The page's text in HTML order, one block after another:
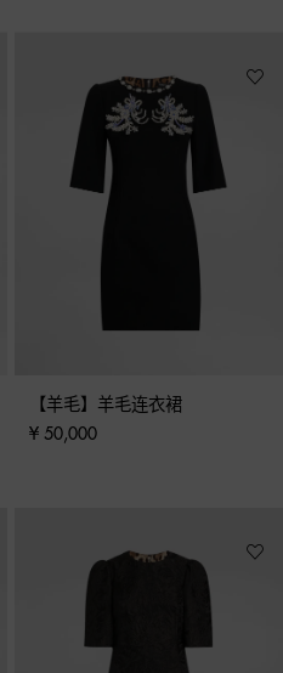
【羊毛】羊毛连衣裙
¥ 50,000